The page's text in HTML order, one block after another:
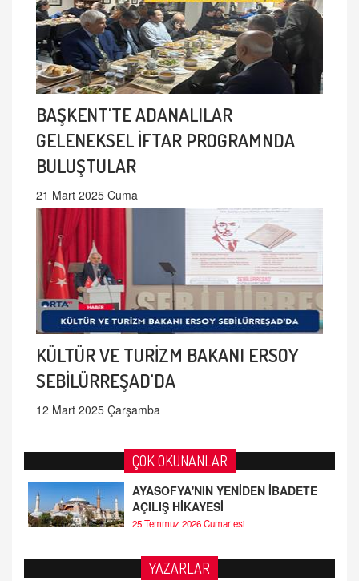
BAŞKENT'TE ADANALILAR
GELENEKSEL İFTAR PROGRAMNDA
BULUŞTULAR
21 Mart 2025 Cuma
KÜLTÜR VE TURİZM BAKANI ERSOY
SEBİLÜRREŞAD'DA
12 Mart 2025 Çarşamba
ÇOK OKUNANLAR
AYASOFYA'NIN YENİDEN İBADETE
AÇILIŞ HİKAYESİ
25 Temmuz 2026 Cumartesi
YAZARLAR